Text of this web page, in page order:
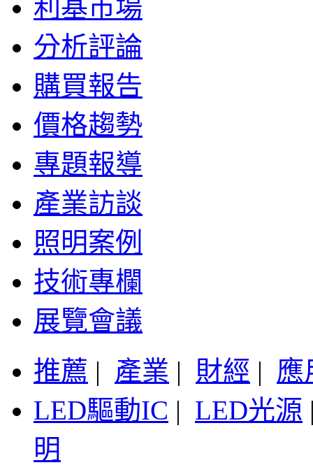
利基市場
分析評論
購買報告
價格趨勢
專題報導
產業訪談
照明案例
技術專欄
展覽會議
推薦 | 產業 | 財經 | 應
LED驅動IC | LED光源
明